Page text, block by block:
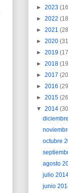
► 2023
► 2022
► 2021
► 2020
► 2019
► 2018
► 2017
► 2016
► 2015
▼ 2014
octubre
agosto
julio
junio